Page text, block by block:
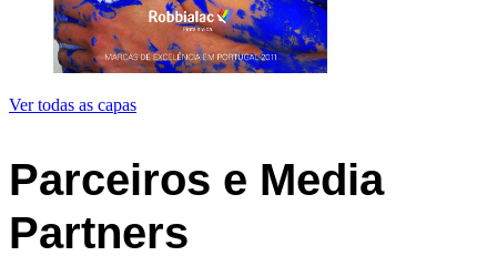
Ver todas as capas
Parceiros e Media
Partners